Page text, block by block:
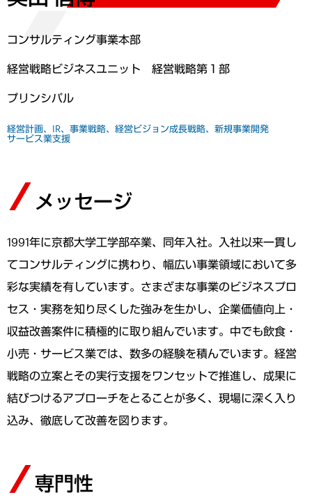
コンサルティング事業本部
経営戦略ビジネスユニット 経営戦略第１部
プリンシパル
経営計画、IR、事業戦略、経営ビジョン成長戦略、新規事業開発
サービス業支援
メッセージ
1991年に京都大学工学部卒業、同年入社。入社以来一貫し
てコンサルティングに携わり、幅広い事業領域において多
彩な実績を有しています。さまざまな事業のビジネスプロ
セス・実務を知り尽くした強みを生かし、企業価値向上・
収益改善案件に積極的に取り組んでいます。中でも飲食・
小売・サービス業では、数多の経験を積んでいます。経営
戦略の立案とその実行支援をワンセットで推進し、成果に
結びつけるアプローチをとることが多く、現場に深く入り
込み、徹底して改善を図ります。
専門性